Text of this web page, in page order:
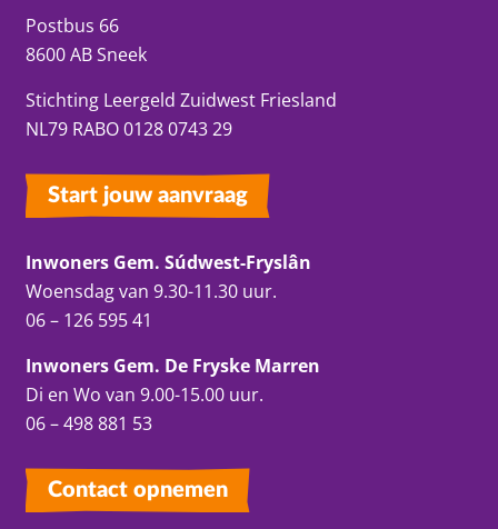
Postbus 66
8600 AB Sneek
Stichting Leergeld Zuidwest Friesland
NL79 RABO 0128 0743 29
Start jouw aanvraag
Inwoners Gem. Súdwest-Fryslân
Woensdag van 9.30-11.30 uur.
06 – 126 595 41
Inwoners Gem. De Fryske Marren
Di en Wo van 9.00-15.00 uur.
06 – 498 881 53
Contact opnemen